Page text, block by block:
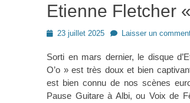
Etienne Fletcher
Posted23 juillet 2025 Laisser un
Sorti en mars dernier, le disque
O’o » est très doux et bien
est bien connu de nos scènes
Pause Guitare à Albi, ou Voix de